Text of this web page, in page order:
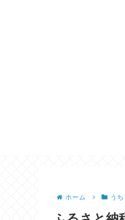
ホーム う